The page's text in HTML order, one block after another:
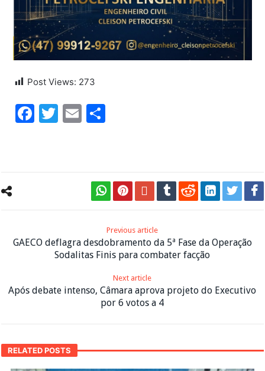
Post Views: 273
Facebook
Twitter
Email
Previous article
GAECO deflagra desdobramento da 5ª Fase da Operação
Sodalitas Finis para combater facção
Next article
Após debate intenso, Câmara aprova projeto do Executivo
por 6 votos a 4
RELATED POSTS